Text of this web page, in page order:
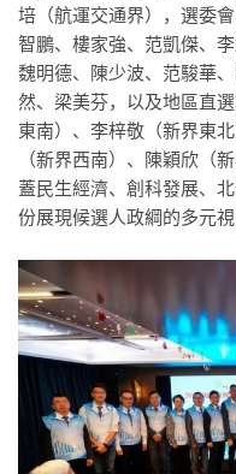
培（航運交通界），選委
智鵬、樓家強、范凱傑、
魏明德、陳少波、范駿華
然、梁美芬，以及地區直
東南）、李梓敬（新界東
（新界西南）、陳穎欣（
蓋民生經濟、創科發展、
份展現候選人政綱的多元視